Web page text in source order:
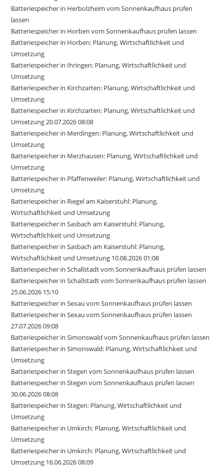
Batteriespeicher in Herbolzheim vom Sonnenkaufhaus prüfen
lassen
Batteriespeicher in Horben vom Sonnenkaufhaus prüfen lassen
Batteriespeicher in Horben: Planung, Wirtschaftlichkeit und
Umsetzung
Batteriespeicher in Ihringen: Planung, Wirtschaftlichkeit und
Umsetzung
Batteriespeicher in Kirchzarten: Planung, Wirtschaftlichkeit und
Umsetzung
Batteriespeicher in Kirchzarten: Planung, Wirtschaftlichkeit und
Umsetzung 20.07.2026 08:08
Batteriespeicher in Merdingen: Planung, Wirtschaftlichkeit und
Umsetzung
Batteriespeicher in Merzhausen: Planung, Wirtschaftlichkeit und
Umsetzung
Batteriespeicher in Pfaffenweiler: Planung, Wirtschaftlichkeit und
Umsetzung
Batteriespeicher in Riegel am Kaiserstuhl: Planung,
Wirtschaftlichkeit und Umsetzung
Batteriespeicher in Sasbach am Kaiserstuhl: Planung,
Wirtschaftlichkeit und Umsetzung
Batteriespeicher in Sasbach am Kaiserstuhl: Planung,
Wirtschaftlichkeit und Umsetzung 10.08.2026 01:08
Batteriespeicher in Schallstadt vom Sonnenkaufhaus prüfen lassen
Batteriespeicher in Schallstadt vom Sonnenkaufhaus prüfen lassen
25.06.2026 15:10
Batteriespeicher in Sexau vom Sonnenkaufhaus prüfen lassen
Batteriespeicher in Sexau vom Sonnenkaufhaus prüfen lassen
27.07.2026 09:08
Batteriespeicher in Simonswald vom Sonnenkaufhaus prüfen lassen
Batteriespeicher in Simonswald: Planung, Wirtschaftlichkeit und
Umsetzung
Batteriespeicher in Stegen vom Sonnenkaufhaus prüfen lassen
Batteriespeicher in Stegen vom Sonnenkaufhaus prüfen lassen
30.06.2026 08:08
Batteriespeicher in Stegen: Planung, Wirtschaftlichkeit und
Umsetzung
Batteriespeicher in Umkirch: Planung, Wirtschaftlichkeit und
Umsetzung
Batteriespeicher in Umkirch: Planung, Wirtschaftlichkeit und
Umsetzung 16.06.2026 08:09